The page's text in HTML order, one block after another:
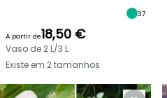
37
A partir de18,50 €
Vaso de 2 L/3 L
Existe em 2 tamanhos